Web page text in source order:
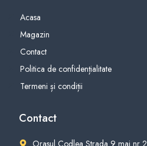
Acasa
Magazin
Contact
Politica de confidențialitate
Termeni și condiții
Contact
Orasul Codlea Strada 9 mai nr 2